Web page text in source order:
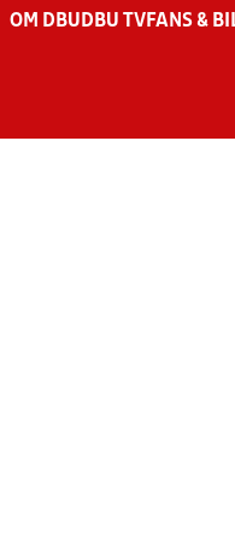
OM DBU DBU TV FANS &